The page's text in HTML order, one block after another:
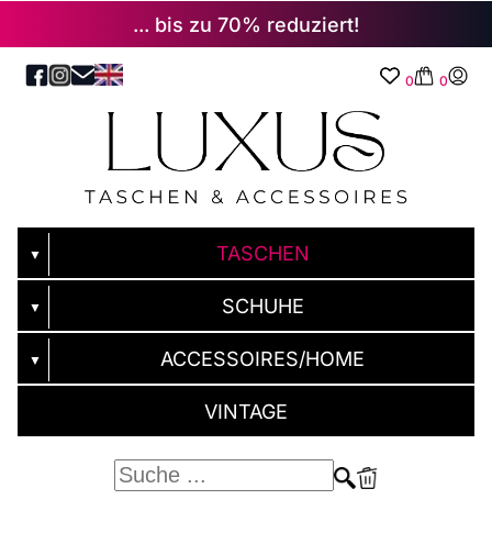
... bis zu 70% reduziert!
0 0
▼ TASCHEN
▼ SCHUHE
▼ ACCESSOIRES/HOME
VINTAGE